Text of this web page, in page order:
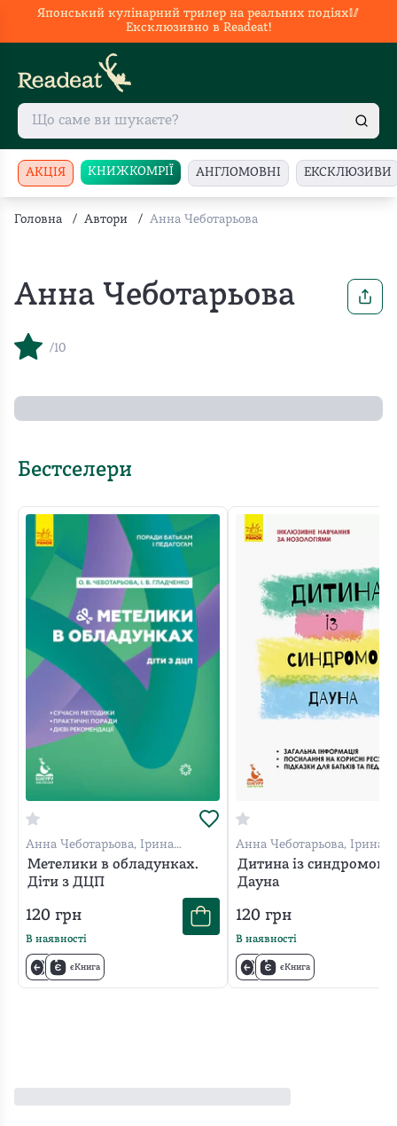
Японський кулінарний трилер на реальних подіях🥢
Ексклюзивно в Readeat!
АКЦІЯ КНИЖКОМРІЇ АНГЛОМОВНІ ЕКСКЛЮЗИВИ
Головна / Автори / Анна Чеботарьова
Анна Чеботарьова
/10
Бестселери
Анна Чеботарьова, Ірина
Гладченко
Метелики в обладунках.
Діти з ДЦП
120 грн
В наявності
єКнига
Анна Чеботарьова, Ірина
Гладченко
Дитина із синдромом
Дауна
120грн
В наявності
єКнига